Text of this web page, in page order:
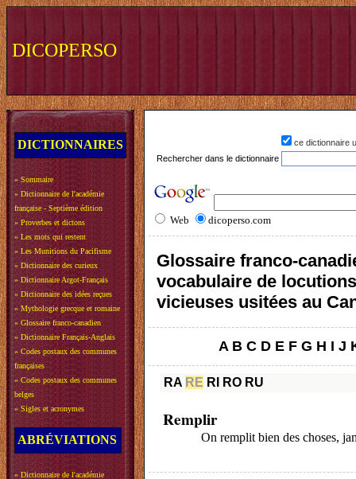
DICOPERSO
DICTIONNAIRES
» Sommaire
» Dictionnaire de l'académie
française - Septième édition
» Proverbes et dictons
» Les mots qui restent
» Les Munitions du Pacifisme
» Dictionnaire des curieux
» Dictionnaire Argot-Français
» Dictionnaire des idées reçues
» Mythologie grecque et romaine
» Glossaire franco-canadien
» Dictionnaire Français-Anglais
» Codes postaux des communes
françaises
» Codes postaux des communes
belges
» Sigles et acronymes
ABRÉVIATIONS
» Dictionnaire de l'académie
ce dictionnaire
Rechercher dans le dictionnaire
Web dicoperso.com
Glossaire franco-
vocabulaire de locutions
vicieuses usitées au
A B C D E F G H I J
RA RE RI RO RU
Remplir
On remplit bien des choses,